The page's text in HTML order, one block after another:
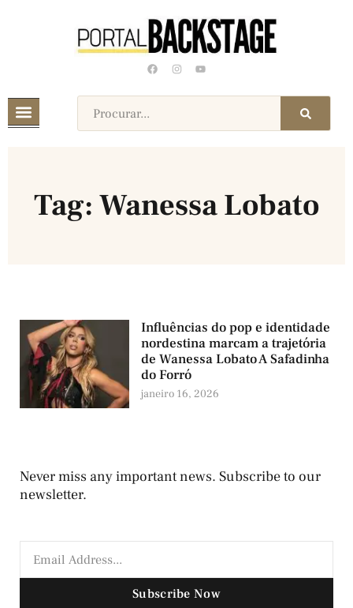
Tag: Wanessa Lobato
Influências do pop e identidade
nordestina marcam a trajetória
de Wanessa Lobato A Safadinha
do Forró
janeiro 16, 2026
Never miss any important news. Subscribe to our
newsletter.
Subscribe Now